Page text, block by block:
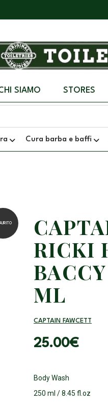
SIAMO STORES
Cura barba e baffi
RICKI
ML
CAPTAIN FAWCETT
Body Wash
250 ml / 8.45 fl.oz
25.00€